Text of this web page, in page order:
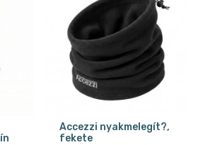
Accezzi nyakmelegít?,
fekete